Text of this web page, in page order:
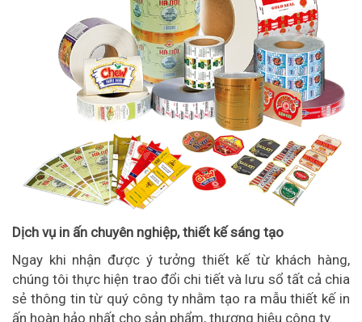
Dịch vụ in ấn chuyên nghiệp, thiết kế sáng tạo
Ngay khi nhận được ý tưởng thiết kế từ khách hàng,
chúng tôi thực hiện trao đổi chi tiết và lưu sổ tất cả chia
sẻ thông tin từ quý công ty nhằm tạo ra mẫu thiết kế in
ấn hoàn hảo nhất cho sản phẩm, thương hiệu công ty.